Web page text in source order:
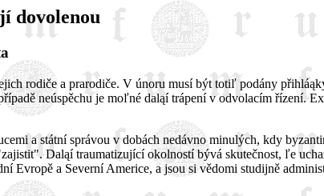
dovolenou
rodiče a prarodiče. V únoru musí být totiľ podány
neúspěchu je moľné daląí trápení v odvolacím řízení.
a státní správou v dobách nedávno minulých, kdy
Daląí traumatizující okolností bývá skutečnost, ľe
Evropě a Severní Americe, a jsou si vědomi studijně